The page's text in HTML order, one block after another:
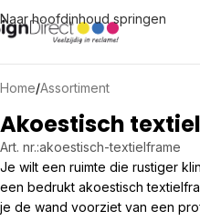
Naar hoofdinhoud springen
Home/Assortiment
Akoestisch
Art. nr.:akoestisch-textielframe
Je wilt een ruimte die rustiger
een bedrukt akoestisch
je de wand voorziet van een